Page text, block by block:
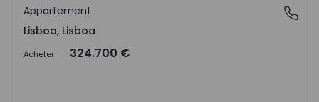
Lisboa, Lisboa
Appartement
Lisboa, Lisboa
Acheter 324.700 €